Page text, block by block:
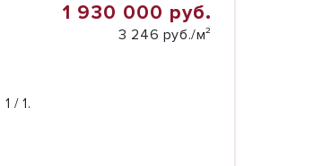
1 930 000 руб.
3 246 руб./м²
1 / 1.